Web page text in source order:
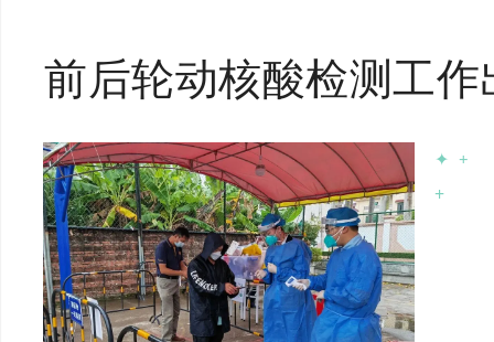
前后轮动核酸检测工
✦+
+